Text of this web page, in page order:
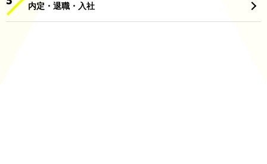
内定・退職・入社